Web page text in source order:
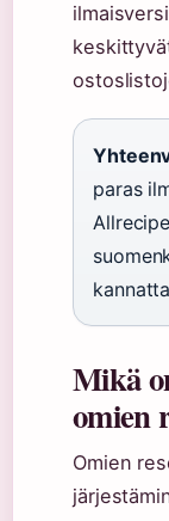
paras
Mikä
omien
Omien